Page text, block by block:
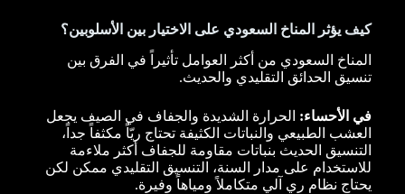
كيف يؤثر المناخ السعودي على الاختيار بين الأسلوبين؟
المناخ السعودي من أكثر العوامل تأثيراً في الفرق بين
تنسيق الحدائق التقليدي والحديث.
في الأحساء: الحرارة الشديدة والجفاف في الصيف يجعل
العشب الطبيعي والنباتات الكثيفة تحتاج ريّاً مكثفاً جداً،
التنسيق الحديث بنباتات مقاومة للجفاف أكثر ملاءمة
للاستخدام على مدار السنة، التنسيق التقليدي ممكن لكن
يحتاج نظام ري آلي متكاملاً ومياهاً وفيرة.